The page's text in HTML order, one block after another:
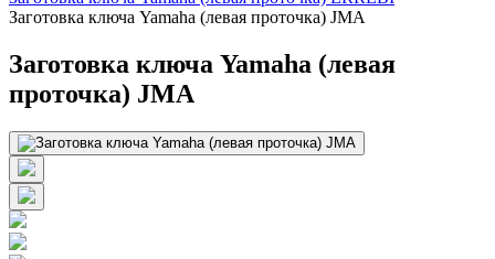
Заготовка ключа Yamaha (левая проточка) JMA
Заготовка ключа Yamaha (левая
проточка) JMA